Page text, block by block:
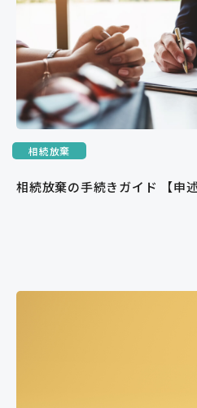
相続放棄
相続放棄の手続きガイド 【申